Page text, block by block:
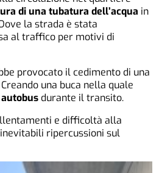
di una tubatura dell’acqua in
la strada è stata
al traffico per motivi di
provocato il cedimento di una
una buca nella quale
durante il transito.
e difficoltà alla
ripercussioni sul